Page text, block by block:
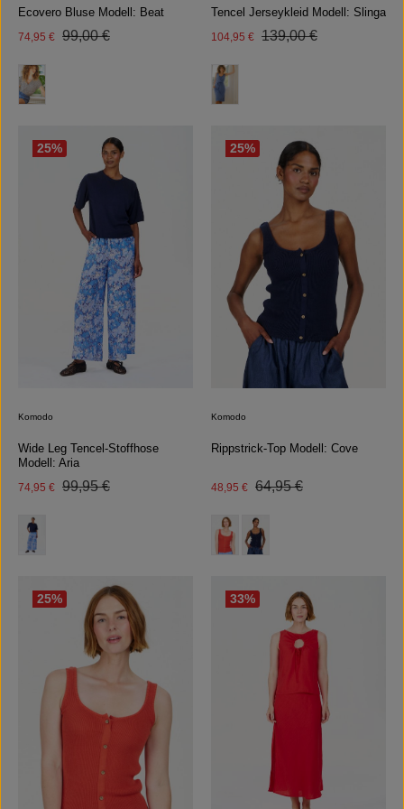
Ecovero Bluse Modell: Beat
Verkaufspreis:
74,95 € Regulärer Preis:
99,00 €
Farbe
Tencel Jerseykleid Modell: Slinga
Verkaufspreis:
104,95 € Regulärer Preis:
139,00 €
Farbe
25%
Komodo
Wide Leg Tencel-Stoffhose
Modell: Aria
Verkaufspreis:
74,95 € Regulärer Preis:
99,95 €
Farbe
25%
Komodo
Rippstrick-Top Modell: Cove
Verkaufspreis:
48,95 € Regulärer Preis:
64,95 €
Farbeauswählen
25% 33%